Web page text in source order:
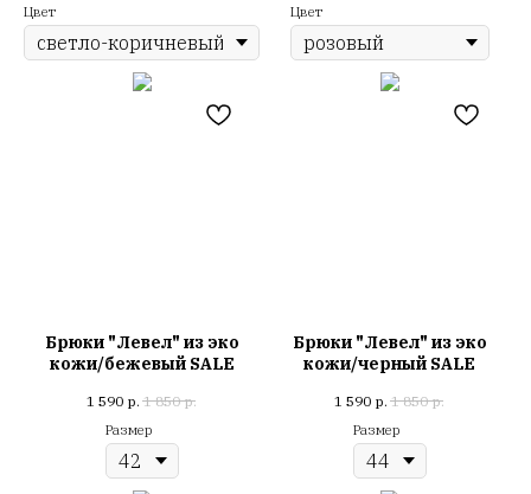
Цвет
Цвет
Брюки "Левел" из эко
кожи/бежевый SALE
1 590 р. 1 850 р.
Размер
Брюки "Левел" из эко
кожи/черный SALE
1 590 р. 1 850 р.
Размер